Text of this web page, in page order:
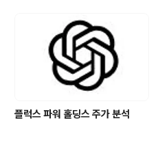
플럭스 파워 홀딩스 주가 분석